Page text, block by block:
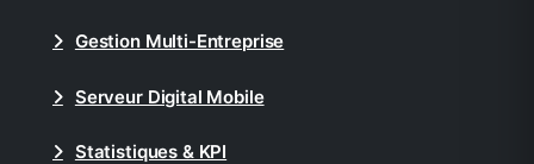
Gestion Multi-Entreprise
Serveur Digital Mobile
Statistiques & KPI